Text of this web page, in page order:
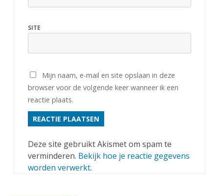
SITE
Mijn naam, e-mail en site opslaan in deze
browser voor de volgende keer wanneer ik een
reactie plaats.
Deze site gebruikt Akismet om spam te
verminderen. Bekijk hoe je reactie gegevens
worden verwerkt.